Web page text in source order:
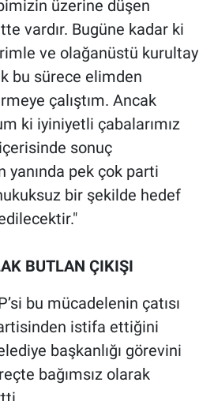
üzerine düşen
vardır. Bugüne kadar ki
ve olağanüstü kurultay
bu sürece elimden
çalıştım. Ancak
ki iyiniyetli çabalarımız
sonuç
yanında pek çok parti
bir şekilde hedef
BUTLAN ÇIKIŞI
bu mücadelenin çatısı
istifa ettiğini
başkanlığı görevini
bağımsız olarak